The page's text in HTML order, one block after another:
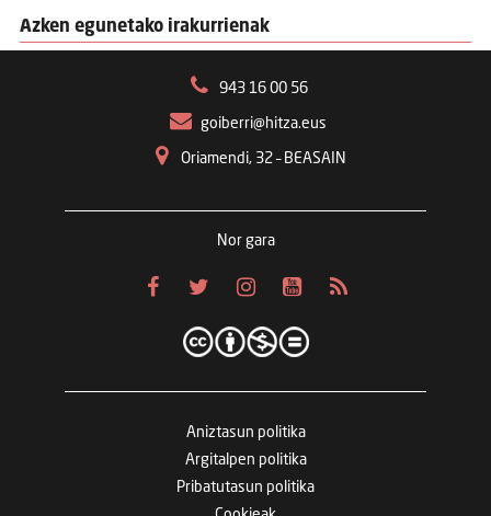
Azken egunetako irakurrienak
943 16 00 56
goiberri@hitza.eus
Oriamendi, 32 – BEASAIN
Nor gara
Aniztasun politika
Argitalpen politika
Pribatutasun politika